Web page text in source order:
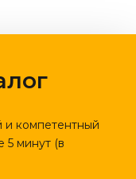
и компетентный
5 минут (в